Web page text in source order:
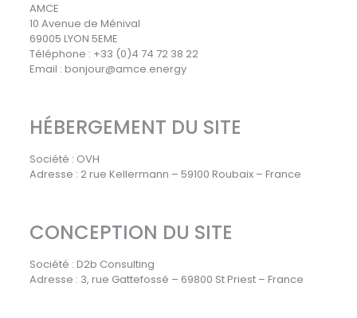
AMCE
10 Avenue de Ménival
69005 LYON 5EME
Téléphone : +33 (0)4 74 72 38 22
Email : bonjour@amce.energy
HÉBERGEMENT DU SITE
Société : OVH
Adresse : 2 rue Kellermann – 59100 Roubaix – France
CONCEPTION DU SITE
Société : D2b Consulting
Adresse : 3, rue Gattefossé – 69800 St Priest – France